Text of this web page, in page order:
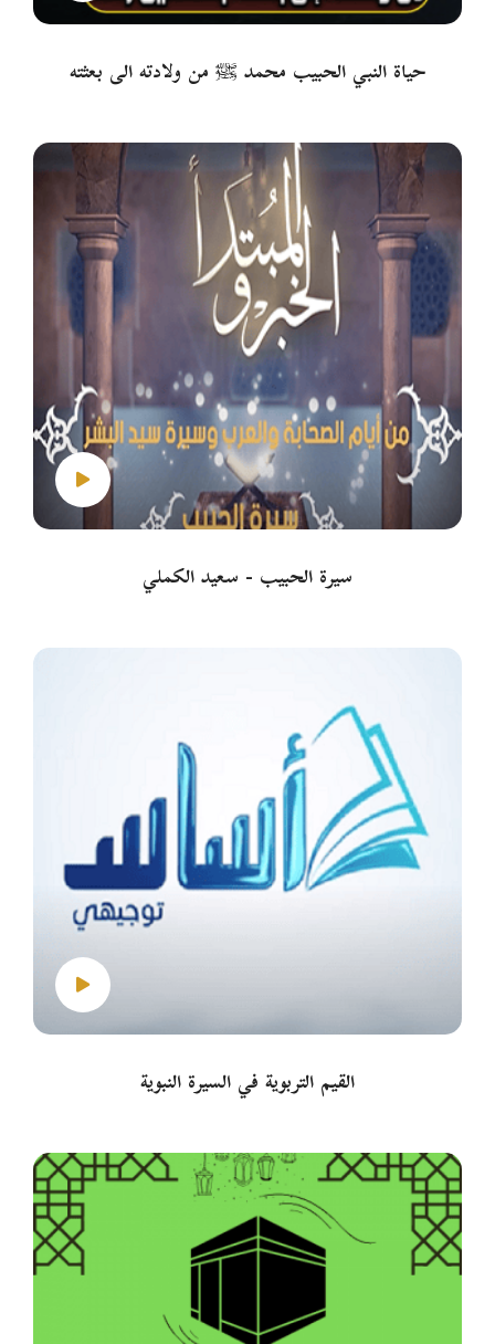
حياة النبي الحبيب محمد ﷺ من ولادته الى بعثته
سيرة الحبيب - سعيد الكملي
القيم التربوية في السيرة النبوية